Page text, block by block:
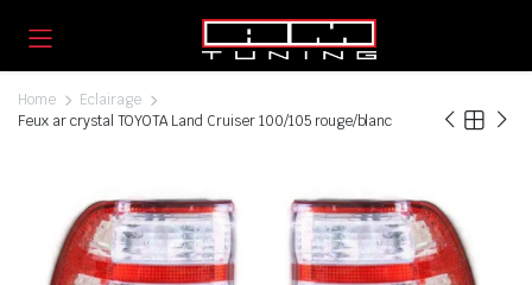
Home
Eclairage
Feux ar crystal TOYOTA Land Cruiser 100/105 rouge/blanc